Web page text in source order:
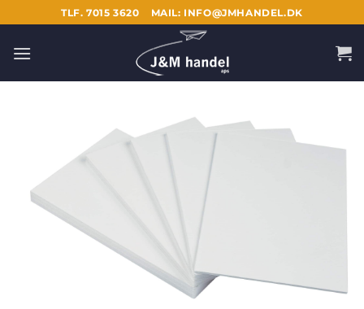
til
indhold
TLF. 7015 3620 MAIL: INFO@JMHANDEL.DK